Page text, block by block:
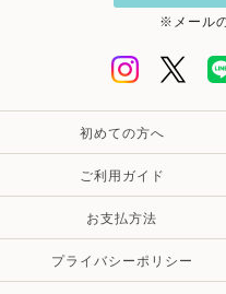
※メール
初めての方へ
ご利用ガイド
お支払方法
プライバシーポリシー